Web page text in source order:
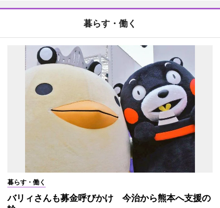
暮らす・働く
暮らす・働く
バリィさんも募金呼びかけ 今治から熊本へ支援の